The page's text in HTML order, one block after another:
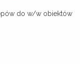
do w/w obiektów